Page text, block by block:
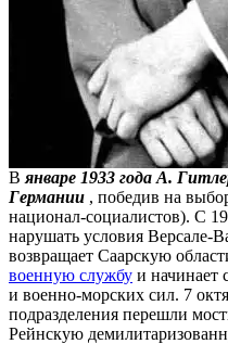
В январе 1933 года А.
Германии , победив на
национал-социалистов). С
нарушать условия Версале-
возвращает Саарскую
военную службу и начинает
и военно-морских сил. 7
подразделения перешли
Рейнскую